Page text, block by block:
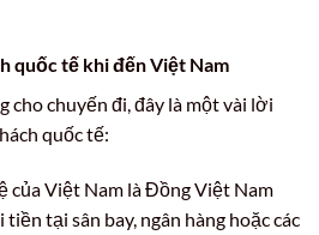
quốc tế khi đến Việt Nam
cho chuyến đi, đây là một vài lời
quốc tế:
Việt Nam là Đồng Việt Nam
tại sân bay, ngân hàng hoặc các